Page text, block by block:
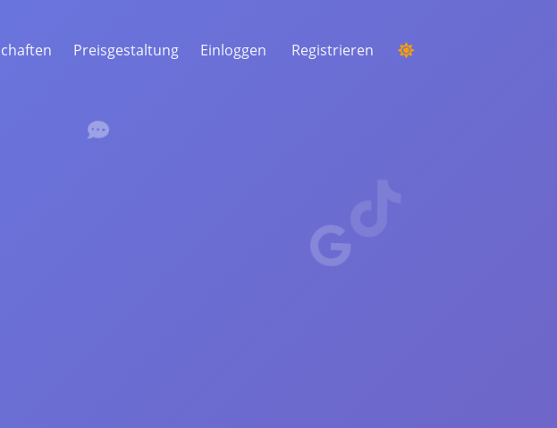
ZUHÖREN & INTELLIGENZ
Entdecken Sie kritische Trends, um Ihr
Publikum, Ihre Konkurrenten und den
Preisgestaltung Einloggen Registrieren